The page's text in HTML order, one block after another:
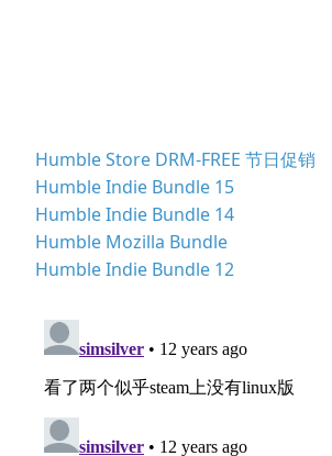
Humble Store DRM-FREE 节日促销
Humble Indie Bundle 15
Humble Indie Bundle 14
Humble Mozilla Bundle
Humble Indie Bundle 12